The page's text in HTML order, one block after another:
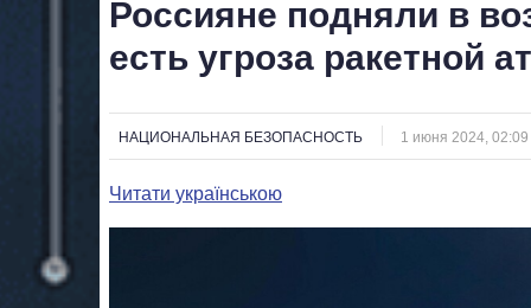
Россияне подняли в
есть угроза ракетной
НАЦИОНАЛЬНАЯ БЕЗОПАСНОСТЬ 1 июня 2024, 02:09
Читати українською